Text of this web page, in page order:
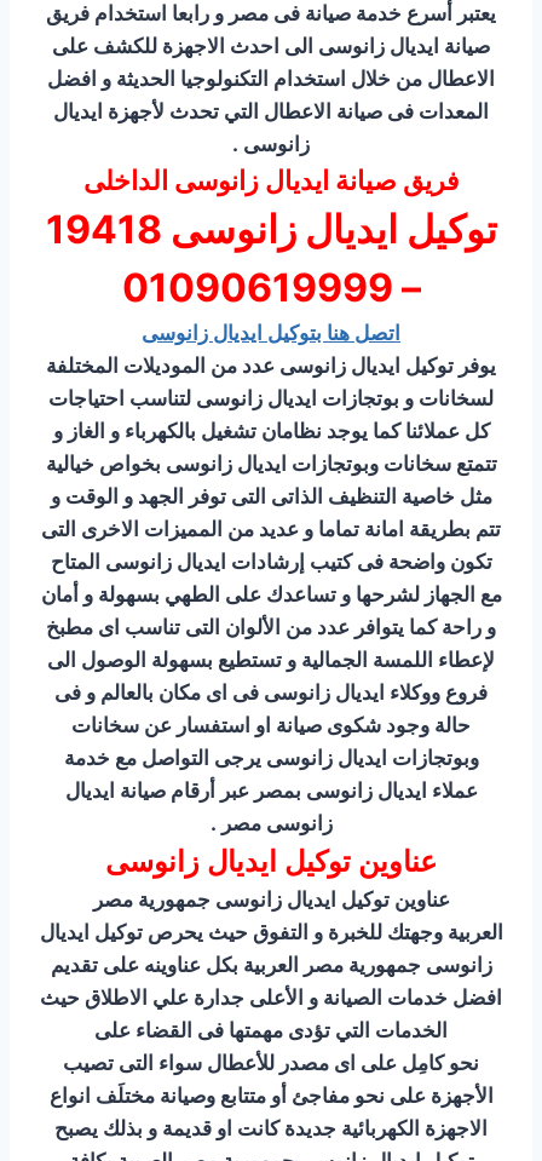
يعتبر أسرع خدمة صيانة فى مصر و رابعا استخدام فريق
صيانة ايديال زانوسى الى احدث الاجهزة للكشف على
الاعطال من خلال استخدام التكنولوجيا الحديثة و افضل
المعدات فى صيانة الاعطال التي تحدث لأجهزة ايديال
زانوسى .
فريق صيانة ايديال زانوسى الداخلى
توكيل ايديال زانوسى 19418
– 01090619999
اتصل هنا بتوكيل ايديال زانوسى
يوفر توكيل ايديال زانوسى عدد من الموديلات المختلفة
لسخانات و بوتجازات ايديال زانوسى لتناسب احتياجات
كل عملائنا كما يوجد نظامان تشغيل بالكهرباء و الغاز و
تتمتع سخانات وبوتجازات ايديال زانوسى بخواص خيالية
مثل خاصية التنظيف الذاتى التى توفر الجهد و الوقت و
تتم بطريقة امانة تماما و عديد من المميزات الاخرى التى
تكون واضحة فى كتيب إرشادات ايديال زانوسى المتاح
مع الجهاز لشرحها و تساعدك على الطهي بسهولة و أمان
و راحة كما يتوافر عدد من الألوان التى تناسب اى مطبخ
لإعطاء اللمسة الجمالية و تستطيع بسهولة الوصول الى
فروع ووكلاء ايديال زانوسى فى اى مكان بالعالم و فى
حالة وجود شكوى صيانة او استفسار عن سخانات
وبوتجازات ايديال زانوسى يرجى التواصل مع خدمة
عملاء ايديال زانوسى بمصر عبر أرقام صيانة ايديال
زانوسى مصر .
عناوين توكيل ايديال زانوسى
عناوين توكيل ايديال زانوسى جمهورية مصر
العربية وجهتك للخبرة و التفوق حيث يحرص توكيل ايديال
زانوسى جمهورية مصر العربية بكل عناوينه على تقديم
افضل خدمات الصيانة و الأعلى جدارة علي الاطلاق حيث
الخدمات التي تؤدى مهمتها فى القضاء على
نحو كامِل على اى مصدر للأعطال سواء التى تصيب
الأجهزة على نحو مفاجئ أو متتابع وصيانة مختلَف انواع
الاجهزة الكهربائية جديدة كانت او قديمة و بذلك يصبح